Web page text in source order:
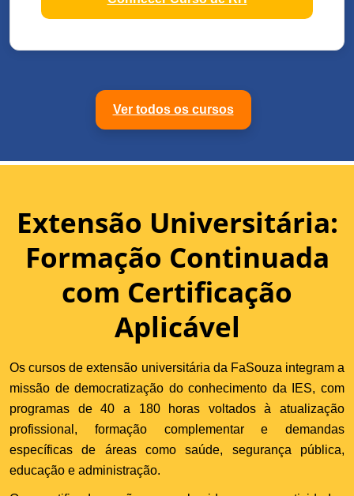
Ver todos os cursos
Extensão Universitária:
Formação Continuada
com Certificação
Aplicável
Os cursos de extensão universitária da FaSouza integram a
missão de democratização do conhecimento da IES, com
programas de 40 a 180 horas voltados à atualização
profissional, formação complementar e demandas
específicas de áreas como saúde, segurança pública,
educação e administração.